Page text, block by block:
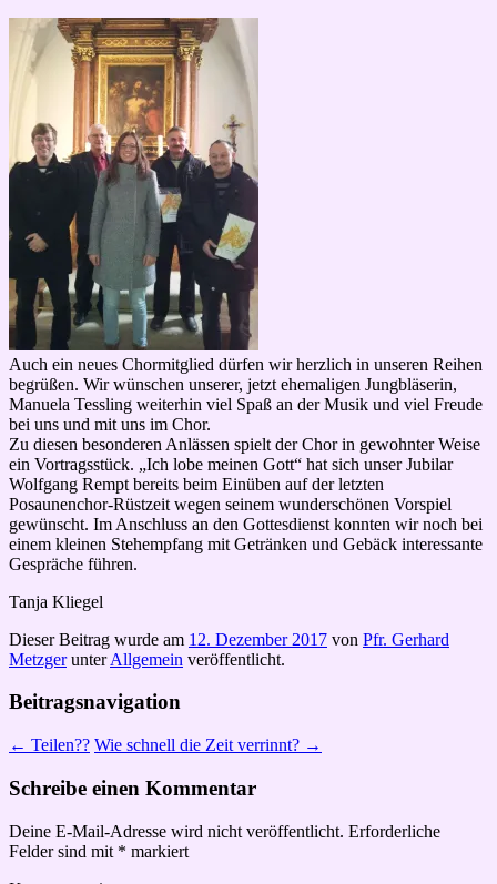
Auch ein neues Chormitglied dürfen wir herzlich in unseren Reihen
begrüßen. Wir wünschen unserer, jetzt ehemaligen Jungbläserin,
Manuela Tessling weiterhin viel Spaß an der Musik und viel Freude
bei uns und mit uns im Chor.
Zu diesen besonderen Anlässen spielt der Chor in gewohnter Weise
ein Vortragsstück. „Ich lobe meinen Gott“ hat sich unser Jubilar
Wolfgang Rempt bereits beim Einüben auf der letzten
Posaunenchor-Rüstzeit wegen seinem wunderschönen Vorspiel
gewünscht. Im Anschluss an den Gottesdienst konnten wir noch bei
einem kleinen Stehempfang mit Getränken und Gebäck interessante
Gespräche führen.
Tanja Kliegel
Dieser Beitrag wurde am 12. Dezember 2017 von Pfr. Gerhard
MetzgerunterAllgemein veröffentlicht.
Beitragsnavigation
← Teilen?? Wie schnell die Zeit verrinnt? →
Schreibe einen Kommentar
Deine E-Mail-Adresse wird nicht veröffentlicht. Erforderliche
Felder sind mit * markiert